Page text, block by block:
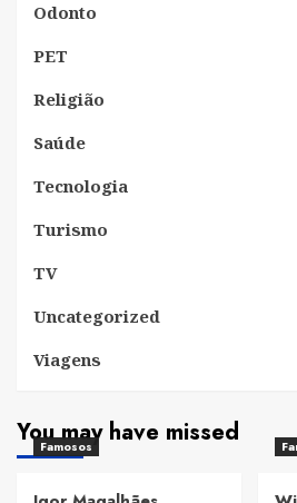
Odonto
PET
Religião
Saúde
Tecnologia
Turismo
TV
Uncategorized
Viagens
You may have missed
Famosos